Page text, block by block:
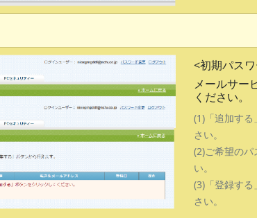
<初期パス
メールサー
ください。
(1)「追加す
さい。
(2)ご希望のパ
い。
(3)「登録す
さい。